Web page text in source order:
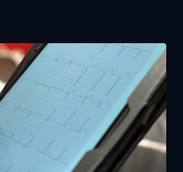
strumentazione
Medici con
“Aiutateci”